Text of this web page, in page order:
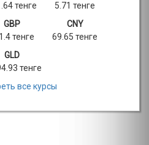
тенге
5.71 тенге
GBP
тенге
CNY
69.65 тенге
GLD
тенге
все курсы